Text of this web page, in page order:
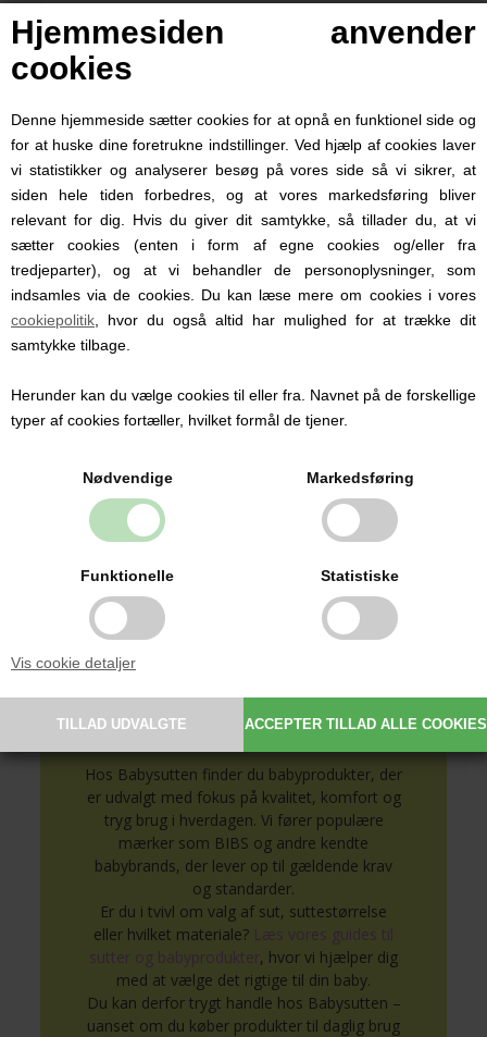
Hjemmesiden anvender
cookies
Denne hjemmeside sætter cookies for at opnå en funktionel side og
for at huske dine foretrukne indstillinger. Ved hjælp af cookies laver
vi statistikker og analyserer besøg på vores side så vi sikrer, at
siden hele tiden forbedres, og at vores markedsføring bliver
relevant for dig. Hvis du giver dit samtykke, så tillader du, at vi
sætter cookies (enten i form af egne cookies og/eller fra
tredjeparter), og at vi behandler de personoplysninger, som
indsamles via de cookies. Du kan læse mere om cookies i vores
cookiepolitik , hvor du også altid har mulighed for at trække dit
samtykke tilbage.
Herunder kan du vælge cookies til eller fra. Navnet på de forskellige
typer af cookies fortæller, hvilket formål de tjener.
Nødvendige Markedsføring
Funktionelle Statistiske
Vis cookie detaljer
Personlige produkter med
navn
Hos Babysutten specialiserer vi os i
tilbyder blandt andet sutter med navn,
nusseklude og babytæpper, hvor du kan få
Personlige produkter gør hverdagen
nemmere og er samtidig en oplagt gaveidé
til barsel, dåb og babyshower.
Se alle produkter med navn her
babyprodukter
Hos Babysutten finder du babyprodukter, der
er udvalgt med fokus på kvalitet, komfort og
tryg brug i hverdagen. Vi fører populære
mærker som BIBS og andre kendte
babybrands, der lever op til gældende krav
og standarder.
Er du i tvivl om valg af sut, suttestørrelse
eller hvilket materiale? Læs vores guides til
sutter og babyprodukter, hvor vi hjælper dig
med at vælge det rigtige til din baby.
Du kan derfor trygt handle hos Babysutten –
uanset om du køber produkter til daglig brug